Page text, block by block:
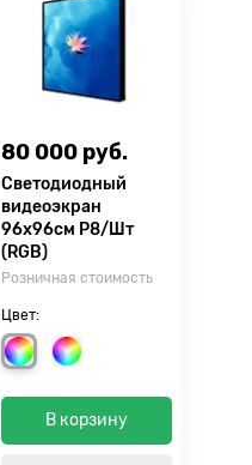
80 000 руб.
Светодиодный
видеоэкран
96х96см Р8/Шт
(RGB)
Розничная стоимость
Цвет:
В корзину